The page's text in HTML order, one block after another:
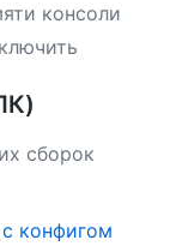
консоли
сборок
конфигом